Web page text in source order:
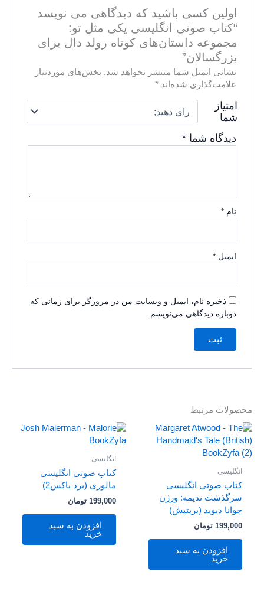
اولین کسی باشید که دیدگاهی می نویسد
“کتاب صوتی انگلیسی یکی مثل تو:
مجموعه داستان‌های کوتاه رولد دال برای
بزرگسالان”
نشانی ایمیل شما منتشر نخواهد شد. بخش‌های موردنیاز
علامت‌گذاری شده‌اند*
امتیاز
شما
دیدگاه شما*
نام*
ایمیل*
ذخیره نام، ایمیل و وبسایت من در مرورگر برای زمانی که
دوباره دیدگاهی می‌نویسم.
محصولات مرتبط
انگلیسی
کتاب صوتی انگلیسی
سرگذشت ندیمه: ورژن
جوانا دیوید (بریتیش)
199,000 تومان
افزودن به سبد
خرید
انگلیسی
کتاب صوتی انگلیسی
مالوری (برد باکس2)
199,000 تومان
افزودن به سبد
خرید